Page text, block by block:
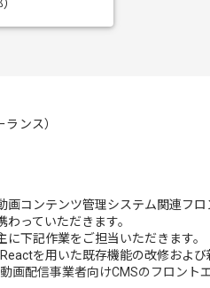
ンス）
画コンテンツ管理システム関連フ
わっていただきます。
に下記作業をご担当いただきます。
を用いた既存機能の改修および
画配信事業者向けCMSのフロント